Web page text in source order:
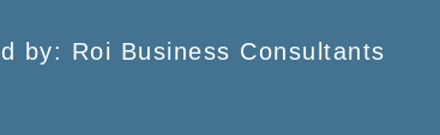
by: Roi Business Consultants